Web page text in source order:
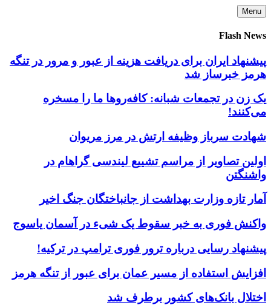
Skip
to
content
Menu
Flash News
پیشنهاد ایران برای دریافت هزینه از عبور و مرور در تنگه
هرمز خبرساز شد
یک زن در تجمعات شبانه: کافه‌روها ما را مسخره
می‌کنند!
شهادت سرباز وظیفه ارتش در مرز مریوان
اولین تصاویر از مراسم تشییع لیندسی گراهام در
واشنگتن
آمار تازه وزارت بهداشت از جانباختگان جنگ اخیر
واکنش فوری به خبر سقوط یک شیء در آسمان یاسوج
پیشنهاد رسایی درباره ترور فوری ترامپ در ترکیه!
افزایش استفاده از مسیر عمان برای عبور از تنگه هرمز
اختلال بانک‌های کشور برطرف شد